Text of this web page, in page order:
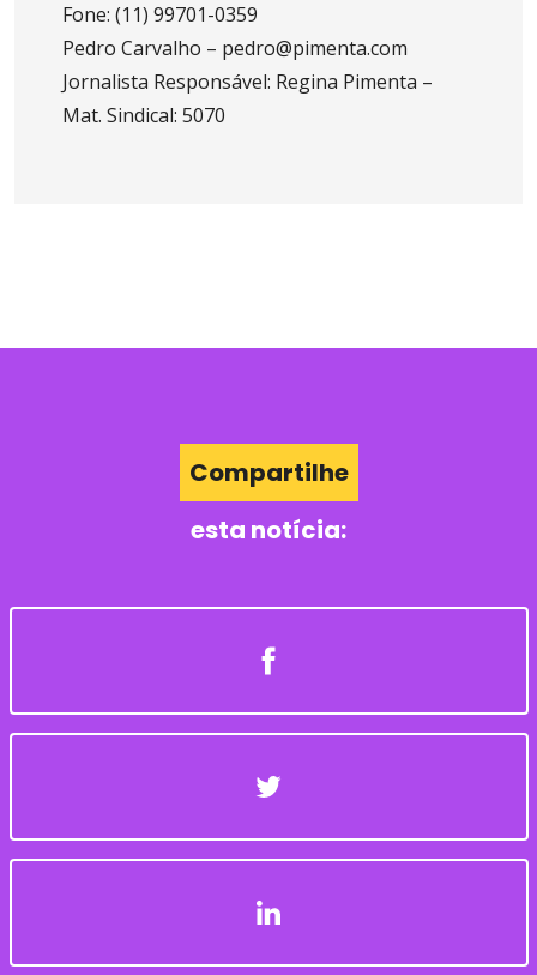
Fone: (11) 99701-0359
Pedro Carvalho – pedro@pimenta.com
Jornalista Responsável: Regina Pimenta –
Mat. Sindical: 5070
Compartilhe
esta notícia: